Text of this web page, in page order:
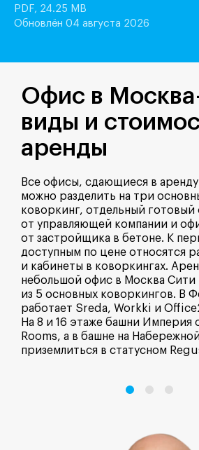
PDF, 24.25 MB
Обновлён 04 августа 2026
Офис в
виды и
аренды
Все офисы, сдающиеся в
можно разделить на три
коворкинг, отдельный готовый
от управляющей компании и
от застройщика в бетоне. К
доступным по цене относятся
и кабинеты в коворкингах.
небольшой офис в Москва
из 5 основных коворкингов. В
работает Sreda, Workki и
На 8 и 16 этаже башни Империя
Rooms, а в башне на
приземлиться в статусном